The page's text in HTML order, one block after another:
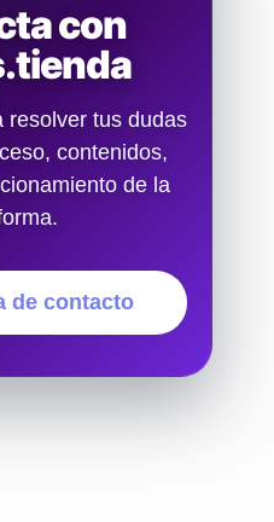
con
resolver tus dudas
contenidos,
de la
de contacto